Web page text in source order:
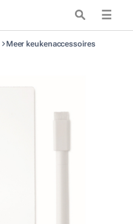
☰
Meer keukenaccessoires